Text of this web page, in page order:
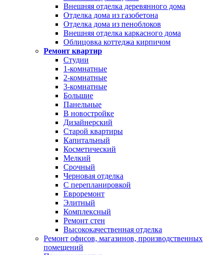
Внешняя отделка деревянного дома
Отделка дома из газобетона
Отделка дома из пеноблоков
Внешняя отделка каркасного дома
Облицовка коттеджа кирпичом
Ремонт квартир
Студии
1-комнатные
2-комнатные
3-комнатные
Большие
Панельные
В новостройке
Дизайнерский
Старой квартиры
Капитальный
Косметический
Мелкий
Срочный
Черновая отделка
С перепланировкой
Евроремонт
Элитный
Комплексный
Ремонт стен
Высококачественная отделка
Ремонт офисов, магазинов, производственных
помещений